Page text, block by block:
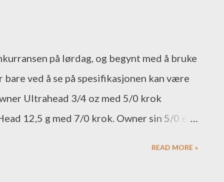
og LSS2 (999 USD) Med en TM150
chirpgiver. Sonar Hub med LSS-2
Scan...
på lørdag, og begynt med å bruke
ved å se på spesifikasjonen kan være
Ultrahead 3/4 oz med 5/0 krok
12,5 g med 7/0 krok. Owner sin 5/0 er
READ MORE »